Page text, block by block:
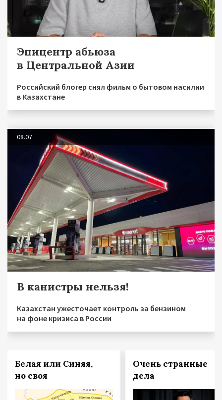
Эпицентр абьюза
в Центральной Азии
Российский блогер снял фильм о бытовом насилии
в Казахстане
08.07
В канистры нельзя!
Казахстан ужесточает контроль за бензином
на фоне кризиса в России
Белая или Синяя,
но своя
Очень странные
дела